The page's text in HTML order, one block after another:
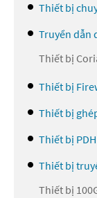
Thiết bị
Truyền dẫn
Thiết bị
Thiết bị
Thiết bị
Thiết bị
Thiết bị
Thiết bị